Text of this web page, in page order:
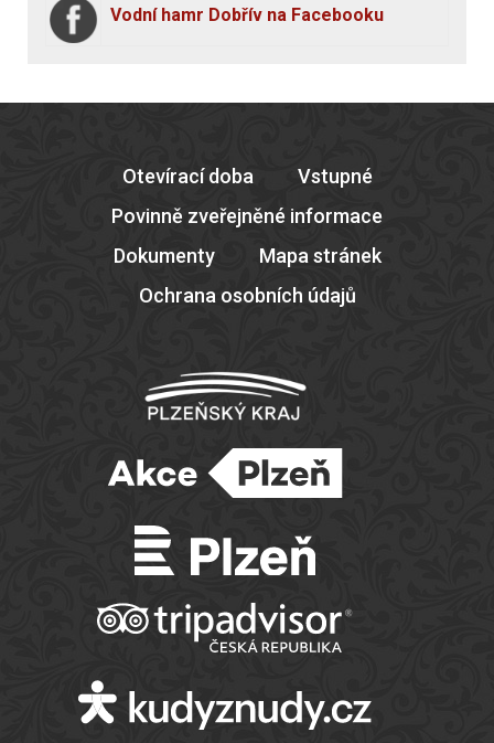
Vodní hamr Dobřív na Facebooku
Otevírací doba
Vstupné
Povinně zveřejněné informace
Dokumenty
Mapa stránek
Ochrana osobních údajů